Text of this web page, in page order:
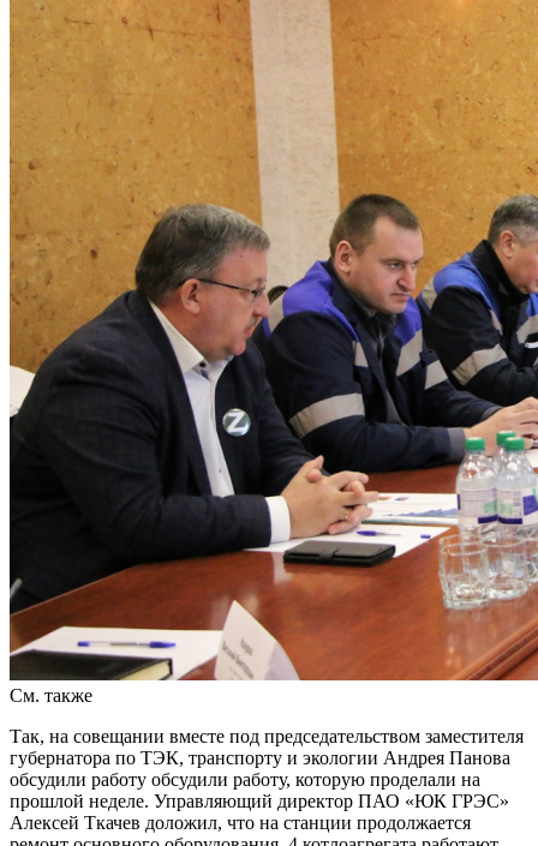
См. также
Так, на совещании вместе под председательством заместителя
губернатора по ТЭК, транспорту и экологии Андрея Панова
обсудили работу обсудили работу, которую проделали на
прошлой неделе. Управляющий директор ПАО «ЮК ГРЭС»
Алексей Ткачев доложил, что на станции продолжается